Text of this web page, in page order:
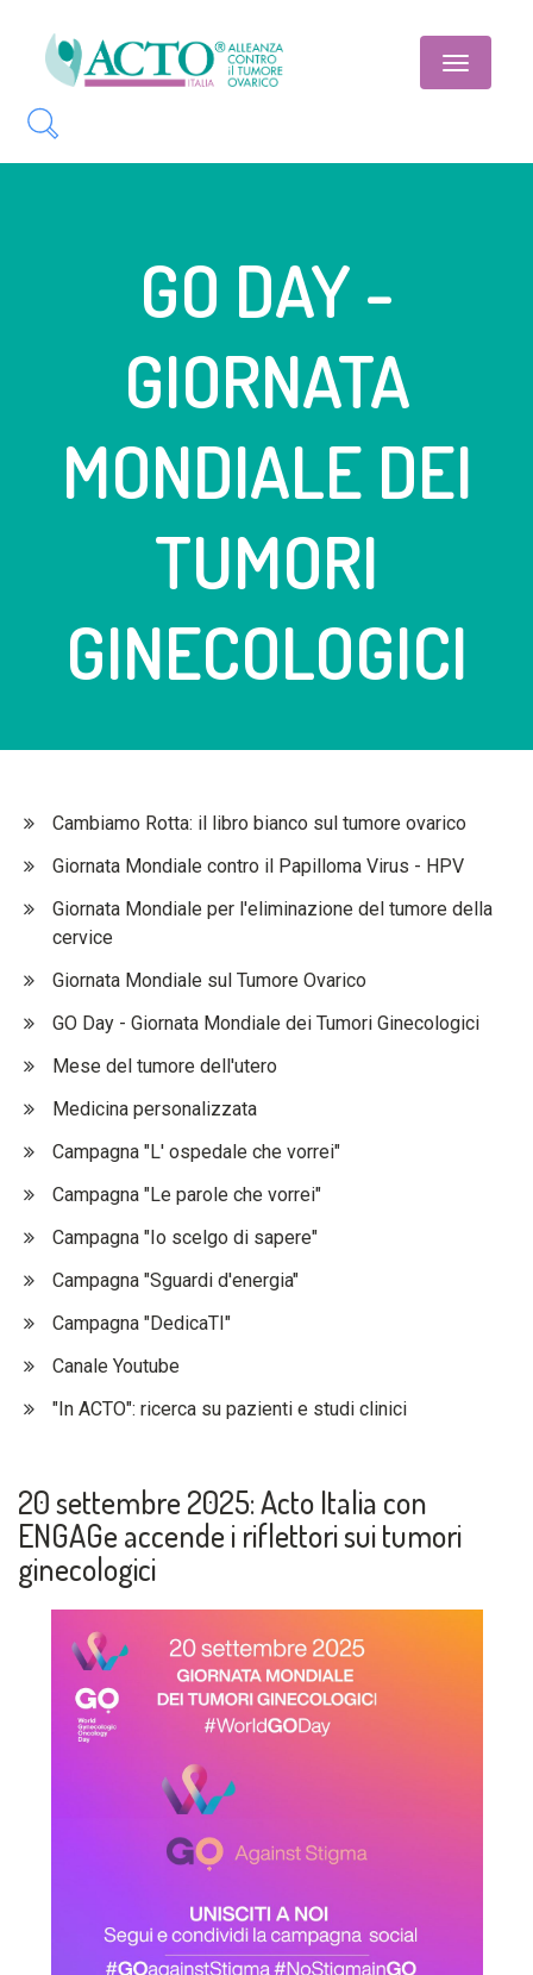
Toggle
GO DAY -
GIORNATA
MONDIALE DEI
TUMORI
GINECOLOGICI
Cambiamo Rotta: il libro bianco sul tumore ovarico
Giornata Mondiale contro il Papilloma Virus - HPV
Giornata Mondiale per l'eliminazione del tumore della
cervice
Giornata Mondiale sul Tumore Ovarico
GO Day - Giornata Mondiale dei Tumori Ginecologici
Mese del tumore dell'utero
Medicina personalizzata
Campagna "L' ospedale che vorrei"
Campagna "Le parole che vorrei"
Campagna "Io scelgo di sapere"
Campagna "Sguardi d'energia"
Campagna "DedicaTI"
Canale Youtube
"In ACTO": ricerca su pazienti e studi clinici
20 settembre 2025: Acto Italia con
ENGAGe accende i riflettori sui tumori
ginecologici